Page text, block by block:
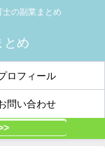
の副業まとめ
ロフィール
問い合わせ